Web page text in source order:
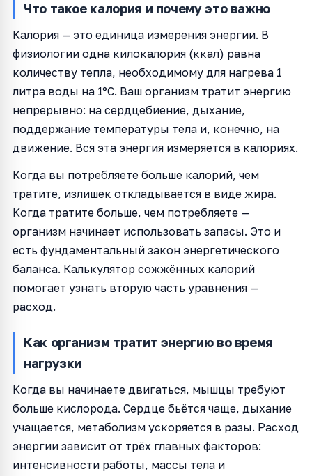
Что такое калория и почему это важно
Калория — это единица измерения энергии. В
физиологии одна килокалория (ккал) равна
количеству тепла, необходимому для нагрева 1
литра воды на 1°C. Ваш организм тратит энергию
непрерывно: на сердцебиение, дыхание,
поддержание температуры тела и, конечно, на
движение. Вся эта энергия измеряется в калориях.
Когда вы потребляете больше калорий, чем
тратите, излишек откладывается в виде жира.
Когда тратите больше, чем потребляете —
организм начинает использовать запасы. Это и
есть фундаментальный закон энергетического
баланса. Калькулятор сожжённых калорий
помогает узнать вторую часть уравнения —
расход.
Как организм тратит энергию во время
нагрузки
Когда вы начинаете двигаться, мышцы требуют
больше кислорода. Сердце бьётся чаще, дыхание
учащается, метаболизм ускоряется в разы. Расход
энергии зависит от трёх главных факторов:
интенсивности работы, массы тела и